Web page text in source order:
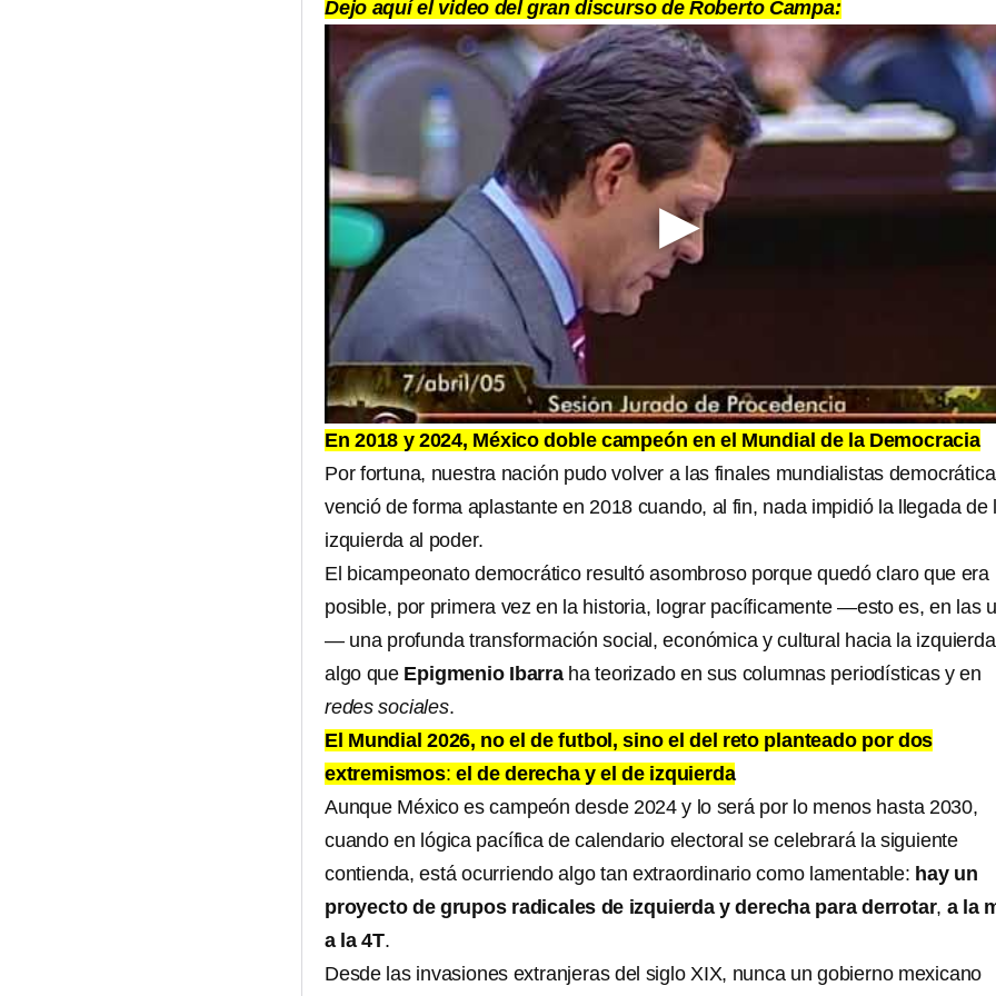
Dejo aquí el video del gran discurso de Roberto Campa:
En 2018 y 2024, México doble campeón en el Mundial de la Democracia
Por fortuna, nuestra nación pudo volver a las finales mundialistas
venció de forma aplastante en 2018 cuando, al fin, nada impidió la llegada de
izquierda al poder.
El bicampeonato democrático resultó asombroso porque quedó claro que era
posible, por primera vez en la historia, lograr pacíficamente —esto es, en las
— una profunda transformación social, económica y cultural hacia la
algo que Epigmenio Ibarra ha teorizado en sus columnas periodísticas y en
redes sociales.
El Mundial 2026, no el de futbol, sino el del reto planteado por dos
extremismos: el de derecha y el de izquierda
Aunque México es campeón desde 2024 y lo será por lo menos hasta 2030,
cuando en lógica pacífica de calendario electoral se celebrará la siguiente
contienda, está ocurriendo algo tan extraordinario como lamentable: hay un
proyecto de grupos radicales de izquierda y derecha para derrotar, a la
a la 4T.
Desde las invasiones extranjeras del siglo XIX, nunca un gobierno mexicano